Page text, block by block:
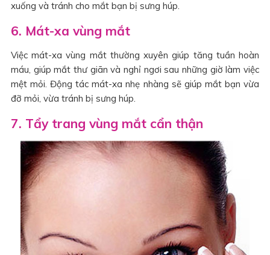
xuống và tránh cho mắt bạn bị sưng húp.
6. Mát-xa vùng mắt
Việc mát-xa vùng mắt thường xuyên giúp tăng tuần hoàn
máu, giúp mắt thư giãn và nghỉ ngơi sau những giờ làm việc
mệt mỏi. Động tác mát-xa nhẹ nhàng sẽ giúp mắt bạn vừa
đỡ mỏi, vừa tránh bị sưng húp.
7. Tẩy trang vùng mắt cẩn thận